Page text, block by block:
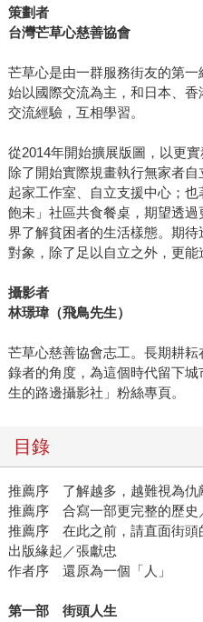
策劃者
台灣芒草心慈善協會
芒草心是由一群服務街友的第
始以國際交流為主，和日本、
交流經驗，互相學習。
從2014年開始擴展版圖，以更
除了開始實際規畫執行無家者自
起家工作室、自立支援中心；
飽未」社區共食餐桌，期望透
界了解貧困者的生活樣態。期
對象，除了足以自立之外，更能
攝影者
林璟瑋（飛鳥先生）
芒草心慈善協會志工。長期耕
錄者的角度，為這個時代留下
生的路邊攝影社」粉絲專頁。
目錄
推薦序 了解越多，越難視為仇
推薦序 合寫一部更完整的歷史
推薦序 在此之前，請直面街頭
出版緣起／張獻忠
作者序 還原為一個「人」
第一部 街頭人生